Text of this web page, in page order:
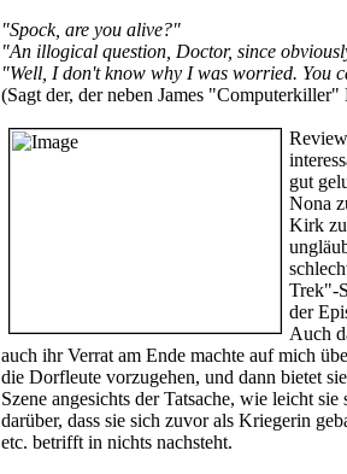
"Spock, are you alive?"
"An illogical question, Doctor, since
"Well, I don't know why I was worried. You
(Sagt der, der neben James
gut
Nona
Kirk
Trek"-
der
Auch
auch ihr Verrat am Ende machte auf mich
die Dorfleute vorzugehen, und dann bietet
Szene angesichts der Tatsache, wie leicht
darüber, dass sie sich zuvor als Kriegerin
etc. betrifft in nichts nachsteht.